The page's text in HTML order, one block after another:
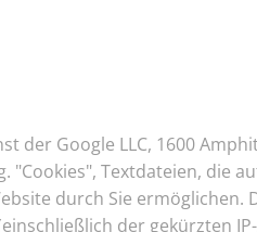
der Google LLC, 1600
"Cookies", Textdateien, die
durch Sie ermöglichen.
der gekürzten